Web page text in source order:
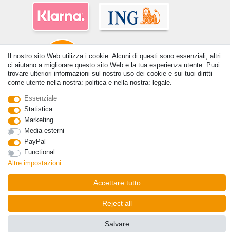
Il nostro sito Web utilizza i cookie. Alcuni di questi sono essenziali, altri
ci aiutano a migliorare questo sito Web e la tua esperienza utente. Puoi
trovare ulteriori informazioni sul nostro uso dei cookie e sui tuoi diritti
come utente nella nostra: politica e nella nostra: legale.
Essenziale
Statistica
Marketing
Media esterni
PayPal
Functional
Altre impostazioni
Accettare tutto
Reject all
Salvare
© Copyright 2026 | Tutti i diritti riservati. - Tutti i diritti riservati. Prezzi
Withdraw from contract here